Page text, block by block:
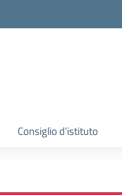
Consiglio d’istituto